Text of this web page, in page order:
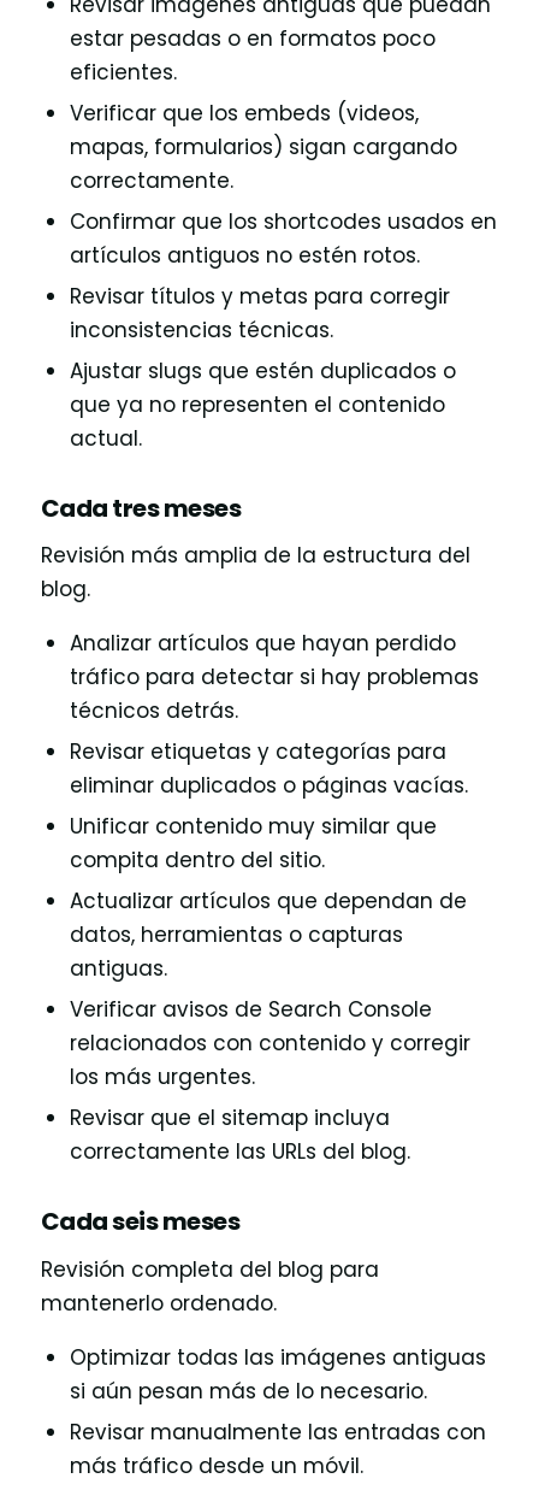
estar pesadas o en formatos poco
eficientes.
Verificar que los embeds (videos,
mapas, formularios) sigan cargando
correctamente.
Confirmar que los shortcodes usados en
artículos antiguos no estén rotos.
Revisar títulos y metas para corregir
inconsistencias técnicas.
Ajustar slugs que estén duplicados o
que ya no representen el contenido
actual.
Cada tres meses
Revisión más amplia de la estructura del
blog.
Analizar artículos que hayan perdido
tráfico para detectar si hay problemas
técnicos detrás.
Revisar etiquetas y categorías para
eliminar duplicados o páginas vacías.
Unificar contenido muy similar que
compita dentro del sitio.
Actualizar artículos que dependan de
datos, herramientas o capturas
antiguas.
Verificar avisos de Search Console
relacionados con contenido y corregir
los más urgentes.
Revisar que el sitemap incluya
correctamente las URLs del blog.
Cada seis meses
Revisión completa del blog para
mantenerlo ordenado.
Optimizar todas las imágenes antiguas
si aún pesan más de lo necesario.
Revisar manualmente las entradas con
más tráfico desde un móvil.